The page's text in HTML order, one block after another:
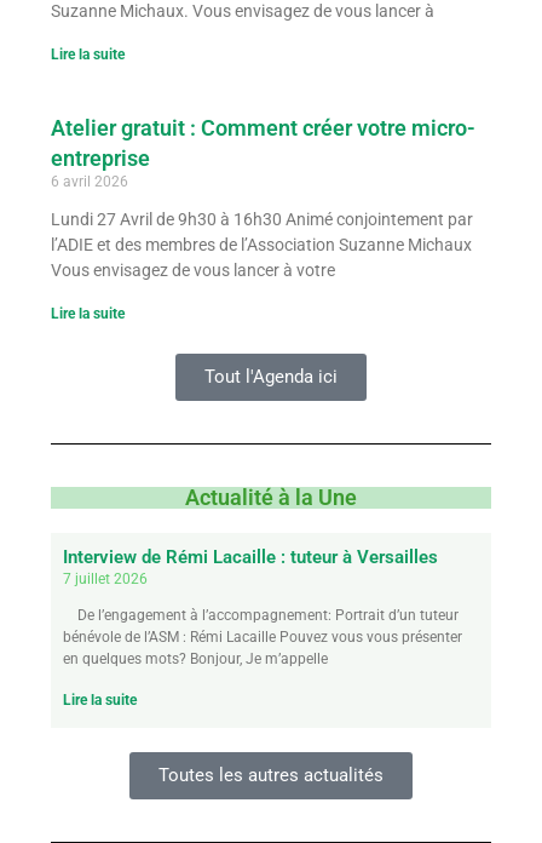
Suzanne Michaux. Vous envisagez de vous lancer à
Lire la suite
Atelier gratuit : Comment créer votre micro-
entreprise
6 avril 2026
Lundi 27 Avril de 9h30 à 16h30 Animé conjointement par
l’ADIE et des membres de l’Association Suzanne Michaux
Vous envisagez de vous lancer à votre
Lire la suite
Tout l'Agenda ici
Actualité à la Une
Interview de Rémi Lacaille : tuteur à Versailles
7 juillet 2026
De l’engagement à l’accompagnement: Portrait d’un tuteur
bénévole de l’ASM : Rémi Lacaille Pouvez vous vous présenter
en quelques mots? Bonjour, Je m’appelle
Lire la suite
Toutes les autres actualités